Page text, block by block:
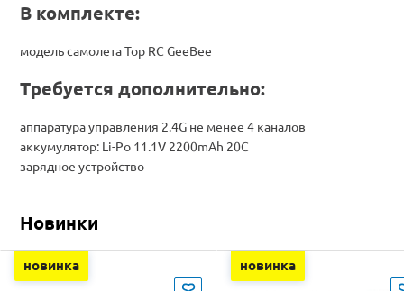
В комплекте:
модель самолета Top RC GeeBee
Требуется дополнительно:
аппаратура управления 2.4G не менее 4 каналов
аккумулятор: Li-Po 11.1V 2200mAh 20C
зарядное устройство
Новинки
новинка новинка